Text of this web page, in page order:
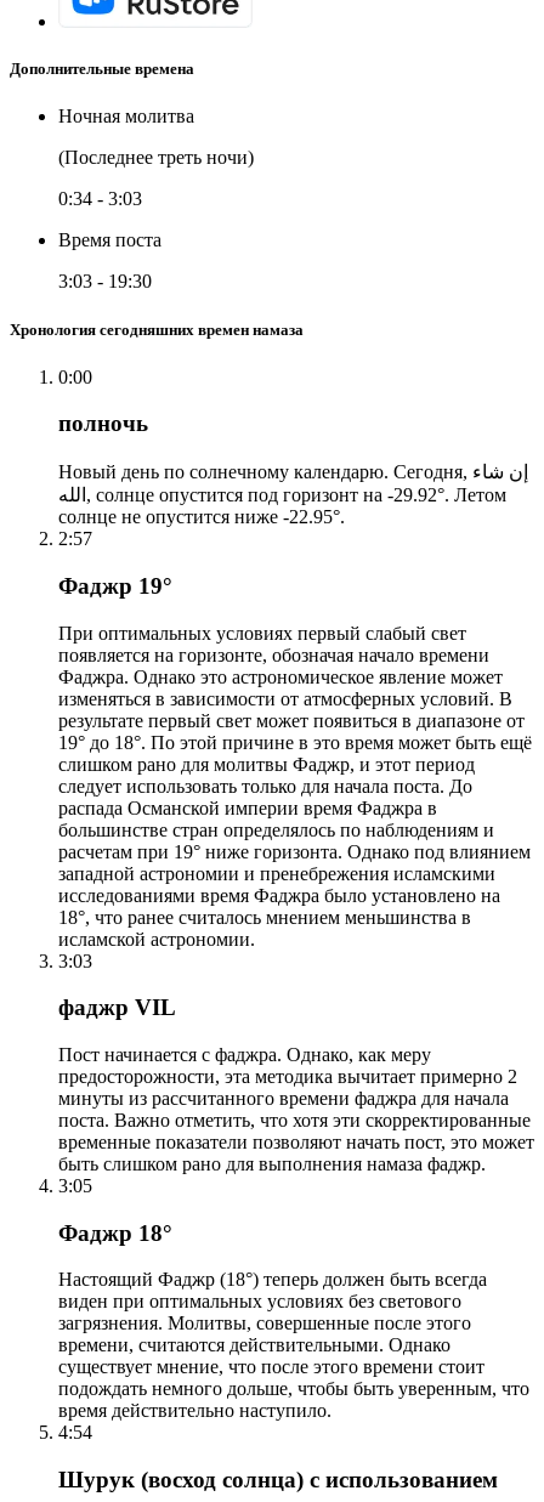
Дополнительные времена
Ночная молитва
(Последнее треть ночи)
0:34 - 3:03
Время поста
3:03 - 19:30
Хронология сегодняшних времен намаза
0:00
полночь
Новый день по солнечному календарю. Сегодня, إن شاء
الله, солнце опустится под горизонт на -29.92°. Летом
солнце не опустится ниже -22.95°.
2:57
Фаджр 19°
При оптимальных условиях первый слабый свет
появляется на горизонте, обозначая начало времени
Фаджра. Однако это астрономическое явление может
изменяться в зависимости от атмосферных условий. В
результате первый свет может появиться в диапазоне от
19° до 18°. По этой причине в это время может быть ещё
слишком рано для молитвы Фаджр, и этот период
следует использовать только для начала поста. До
распада Османской империи время Фаджра в
большинстве стран определялось по наблюдениям и
расчетам при 19° ниже горизонта. Однако под влиянием
западной астрономии и пренебрежения исламскими
исследованиями время Фаджра было установлено на
18°, что ранее считалось мнением меньшинства в
исламской астрономии.
3:03
фаджр VIL
Пост начинается с фаджра. Однако, как меру
предосторожности, эта методика вычитает примерно 2
минуты из рассчитанного времени фаджра для начала
поста. Важно отметить, что хотя эти скорректированные
временные показатели позволяют начать пост, это может
быть слишком рано для выполнения намаза фаджр.
3:05
Фаджр 18°
Настоящий Фаджр (18°) теперь должен быть всегда
виден при оптимальных условиях без светового
загрязнения. Молитвы, совершенные после этого
времени, считаются действительными. Однако
существует мнение, что после этого времени стоит
подождать немного дольше, чтобы быть уверенным, что
время действительно наступило.
4:54
Шурук (восход солнца) с использованием